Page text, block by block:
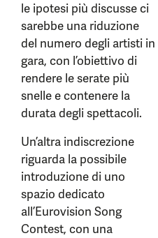
le ipotesi più discusse ci
sarebbe una riduzione
del numero degli artisti in
gara, con l’obiettivo di
rendere le serate più
snelle e contenere la
durata degli spettacoli.
Un’altra indiscrezione
riguarda la possibile
introduzione di uno
spazio dedicato
all’Eurovision Song
Contest, con una